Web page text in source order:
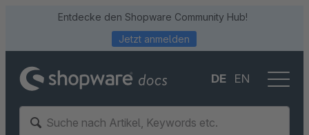
Entdecke den Shopware Community Hub!
Jetzt anmelden
DE EN